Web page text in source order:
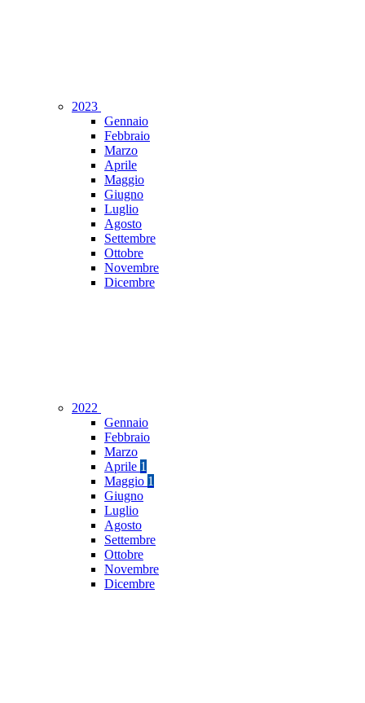
2023
Gennaio
Febbraio
Marzo
Aprile
Maggio
Giugno
Luglio
Agosto
Settembre
Ottobre
Novembre
Dicembre
2022
Gennaio
Febbraio
Marzo
Aprile 1
Maggio 1
Giugno
Luglio
Agosto
Settembre
Ottobre
Novembre
Dicembre